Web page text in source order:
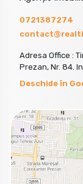
0721387274
Adresa Office :
Prezan, Nr. 84.
Deschide în